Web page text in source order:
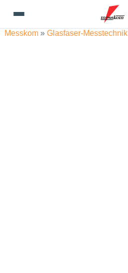
Messkom » Glasfaser-Messtechnik